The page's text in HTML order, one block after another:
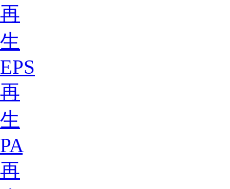
再
生
EPS
再
生
PA
再